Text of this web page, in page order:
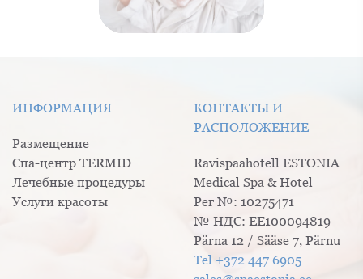
ИНФОРМАЦИЯ
Размещение
Спа-центр TERMID
Лечебные процедуры
Услуги красоты
КОНТАКТЫ И
РАСПОЛОЖЕНИЕ
Ravispaahotell ESTONIA
Medical Spa & Hotel
Рег №: 10275471
№ НДС: EE100094819
Pärna 12 / Sääse 7, Pärnu
Tel +372 447 6905